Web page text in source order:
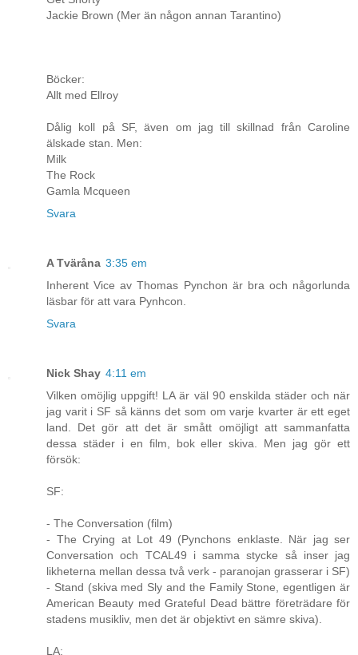
Jackie Brown (Mer än någon annan Tarantino)
Böcker:
Allt med Ellroy
Dålig koll på SF, även om jag till skillnad från Caroline
älskade stan. Men:
Milk
The Rock
Gamla Mcqueen
Svara
A Tväråna 3:35 em
Inherent Vice av Thomas Pynchon är bra och någorlunda
läsbar för att vara Pynhcon.
Svara
Nick Shay 4:11 em
Vilken omöjlig uppgift! LA är väl 90 enskilda städer och när
jag varit i SF så känns det som om varje kvarter är ett eget
land. Det gör att det är smått omöjligt att sammanfatta
dessa städer i en film, bok eller skiva. Men jag gör ett
försök:
SF:
- The Conversation (film)
- The Crying at Lot 49 (Pynchons enklaste. När jag ser
Conversation och TCAL49 i samma stycke så inser jag
likheterna mellan dessa två verk - paranojan grasserar i SF)
- Stand (skiva med Sly and the Family Stone, egentligen är
American Beauty med Grateful Dead bättre företrädare för
stadens musikliv, men det är objektivt en sämre skiva).
LA: